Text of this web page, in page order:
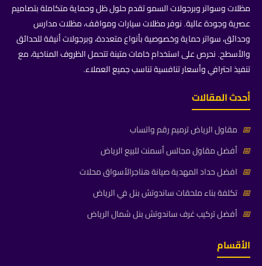
مظلات وسواتر وبرجولات السمو تقدم حلول ظل وحماية متكاملة بتصاميم
عصرية وجودة عالية. نوفر مظلات سيارات ومواقف، مظلات مدارس
وحدائق، سواتر حماية وخصوصية بأنواع متعددة، وبرجولات أنيقة للحدائق
والأسطح. نحرص على استخدام خامات متينة تتحمل الظروف المناخية، مع
تنفيذ احترافي وأسعار تنافسية تناسب جميع العملاء.
أحدث المقالات
📅 مقاول الرياض ترميم رقم واتساب
📅 أفضل مقاول مجالس أسمنت للبيع الرياض
📅 افضل حداد المهدية صيانة هناجرالأسواق محلات
📅 تكلفة بناء ملحقات ساندوتش بنل في الرياض
📅 أفضل تركيب غرف ساندوتش بنل شمال الرياض
الأقسام